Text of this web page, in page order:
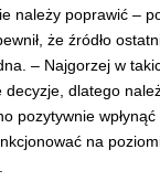
należy poprawić –
że źródło
– Najgorzej w
decyzje, dlatego
pozytywnie wpłynąć
na